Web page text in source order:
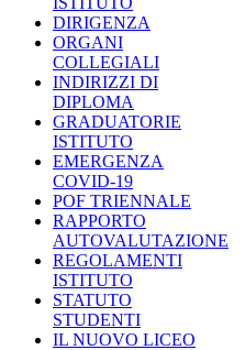
DIRIGENZA
ORGANI
COLLEGIALI
INDIRIZZI DI
DIPLOMA
GRADUATORIE
ISTITUTO
EMERGENZA
COVID-19
POF TRIENNALE
RAPPORTO
AUTOVALUTAZIONE
REGOLAMENTI
ISTITUTO
STATUTO
STUDENTI
IL NUOVO LICEO